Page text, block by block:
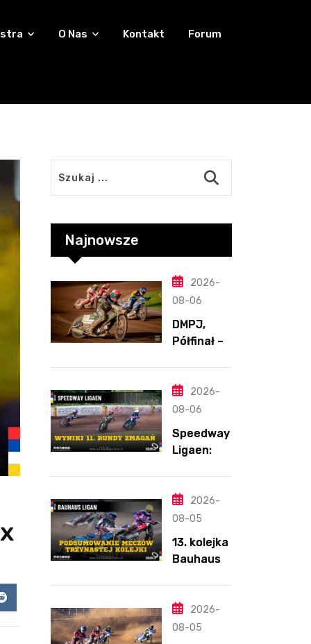
O Nas Kontakt Forum
Reddit
Najnowsze
2026-
08-06
DMPJ,
Półfinał –
,
5.08.2026
2026-
08-06
Speedway
Ligaen:
Speedway
nie
tempa.
Lider
ponownie
zwycięski
2026-
08-05
13. kolejka
Bauhaus-
y
Henriksso
2026-
08-05